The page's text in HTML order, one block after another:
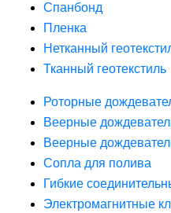
Спанбонд
Пленка
Нетканный
Тканный геотекстиль
Роторные
Веерные
Веерные
Сопла для полива
Гибкие
Электромагнитные